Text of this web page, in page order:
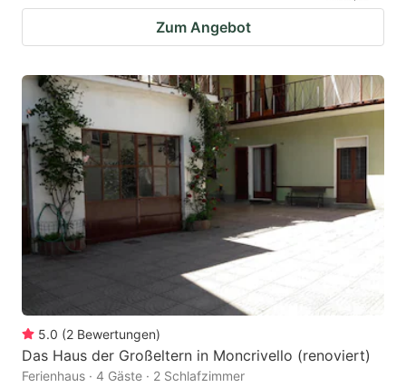
Zum Angebot
5.0 (2 Bewertungen)
Das Haus der Großeltern in Moncrivello (renoviert)
Ferienhaus · 4 Gäste · 2 Schlafzimmer